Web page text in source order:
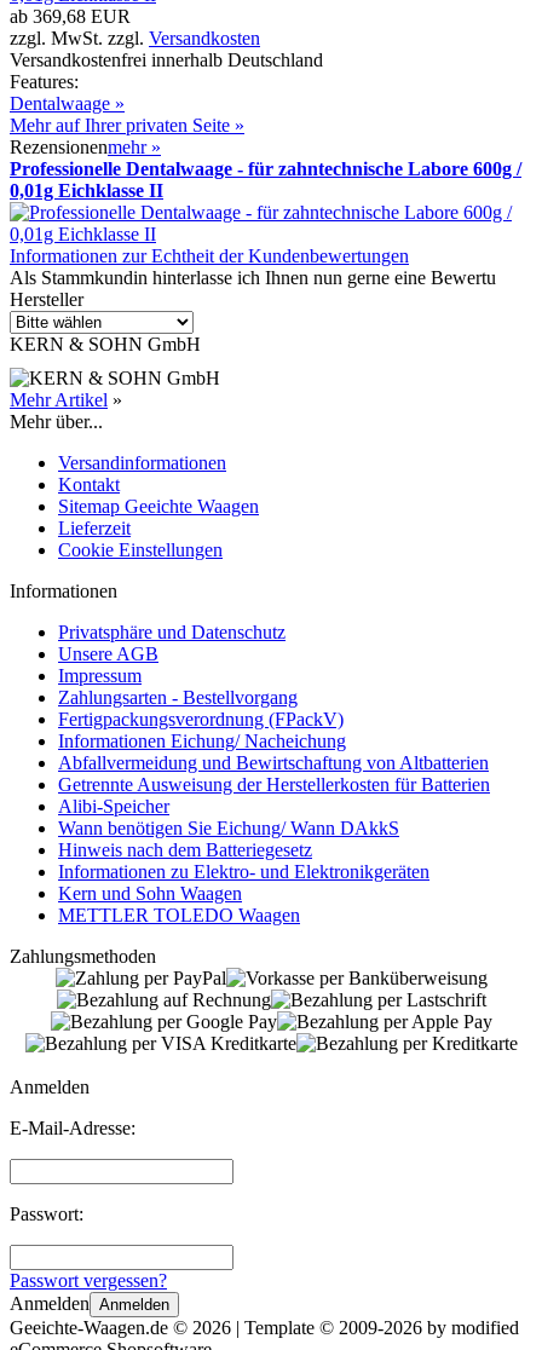
ab 369,68 EUR
zzgl. MwSt. zzgl. Versandkosten
Versandkostenfrei innerhalb Deutschland
Features:
Dentalwaage »
Mehr auf Ihrer privaten Seite »
Rezensionenmehr »
Professionelle Dentalwaage - für zahntechnische Labore 600g /
0,01g Eichklasse II
Informationen zur Echtheit der Kundenbewertungen
Als Stammkundin hinterlasse ich Ihnen nun gerne eine Bewertu
Hersteller
KERN & SOHN GmbH
Mehr Artikel »
Mehr über...
Versandinformationen
Kontakt
Sitemap Geeichte Waagen
Lieferzeit
Cookie Einstellungen
Informationen
Privatsphäre und Datenschutz
Unsere AGB
Impressum
Zahlungsarten - Bestellvorgang
Fertigpackungsverordnung (FPackV)
Informationen Eichung/ Nacheichung
Abfallvermeidung und Bewirtschaftung von Altbatterien
Getrennte Ausweisung der Herstellerkosten für Batterien
Alibi-Speicher
Wann benötigen Sie Eichung/ Wann DAkkS
Hinweis nach dem Batteriegesetz
Informationen zu Elektro- und Elektronikgeräten
Kern und Sohn Waagen
METTLER TOLEDO Waagen
Zahlungsmethoden
Anmelden
E-Mail-Adresse:
Passwort:
Passwort vergessen?
Anmelden Anmelden
Geeichte-Waagen.de © 2026 | Template © 2009-2026 by modified